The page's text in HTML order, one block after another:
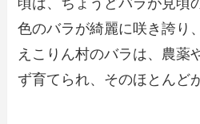
色のバラが綺麗に咲き誇り
えこりん村のバラは、農薬
ず育てられ、そのほとんど